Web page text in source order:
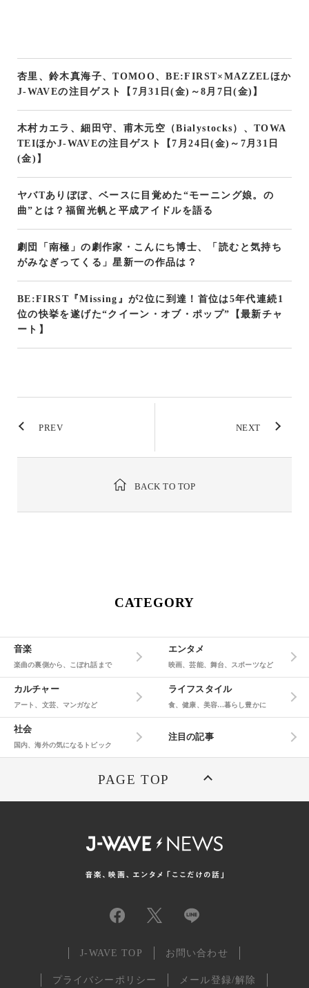
杏里、鈴木真海子、TOMOO、BE:FIRST×MAZZELほか
J-WAVEの注目ゲスト【7月31日(金)～8月7日(金)】
木村カエラ、細田守、甫木元空（Bialystocks）、TOWA
TEIほかJ-WAVEの注目ゲスト【7月24日(金)～7月31日
(金)】
ヤバTありぼぼ、ベースに目覚めた“モーニング娘。の
曲”とは？福留光帆と平成アイドルを語る
劇団「南極」の劇作家・こんにち博士、「読むと気持ち
がみなぎってくる」星新一の作品は？
BE:FIRST『Missing』が2位に到達！首位は5年代連続1
位の快挙を遂げた“クイーン・オブ・ポップ”【最新チャ
ート】
PREV NEXT
BACK TO TOP
CATEGORY
音楽
楽曲の裏側から、こぼれ話まで
エンタメ
映画、芸能、舞台、スポーツなど
カルチャー
アート、文芸、マンガなど
ライフスタイル
食、健康、美容…暮らし豊かに
社会
国内、海外の気になるトピック
注目の記事
PAGE TOP
J-WAVE TOP お問い合わせ
プライバシーポリシー メール登録/解除